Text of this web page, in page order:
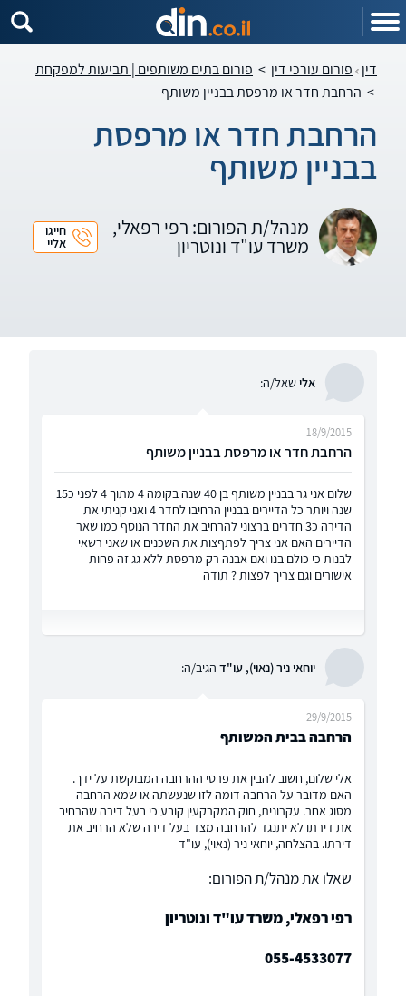
דין פורום עורכי דין > פורום בתים משותפים | תביעות למפקחת
> הרחבת חדר או מרפסת בבניין משותף
הרחבת חדר או מרפסת
בבניין משותף
מנהל/ת הפורום: רפי רפאלי,
משרד עו"ד ונוטריון
חייגו
אליי
אלישאל/ה:
הרחבת חדר או מרפסת בבניין משותף
18/9/2015
שלום אני גר בבניין משותף בן 40 שנה בקומה 4 מתוך 4 לפני כ15
שנה ויותר כל הדיירים בבניין הרחיבו לחדר 4 ואני קניתי את
הדירה כ3 חדרים ברצוני להרחיב את החדר הנוסף כמו שאר
הדיירים האם אני צריך לפתףצות את השכנים או שאני רשאי
לבנות כי כולם בנו ואם אבנה רק מרפסת ללא גג זה פחות
אישורים וגם צריך לפצות ? תודה
יוחאי ניר (נאוי), עו"ד הגיב/ה:
הרחבה בבית המשותף
29/9/2015
אלי שלום, חשוב להבין את פרטי ההרחבה המבוקשת על ידך.
האם מדובר על הרחבה דומה לזו שנעשתה או שמא הרחבה
מסוג אחר. עקרונית, חוק המקרקעין קובע כי בעל דירה שהרחיב
את דירתו לא יתנגד להרחבה מצד בעל דירה שלא הרחיב את
דירתו. בהצלחה, יוחאי ניר (נאוי), עו"ד
שאלו את מנהל/ת הפורום:
רפי רפאלי, משרד עו"ד ונוטריון
055-4533077